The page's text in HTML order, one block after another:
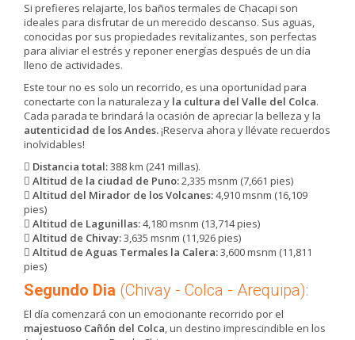
Si prefieres relajarte, los baños termales de Chacapi son
ideales para disfrutar de un merecido descanso. Sus aguas,
conocidas por sus propiedades revitalizantes, son perfectas
para aliviar el estrés y reponer energías después de un día
lleno de actividades.
Este tour no es solo un recorrido, es una oportunidad para
conectarte con la naturaleza y la cultura del Valle del Colca.
Cada parada te brindará la ocasión de apreciar la belleza y la
autenticidad de los Andes.¡Reserva ahora y llévate recuerdos
inolvidables!
Distancia total:388 km (241 millas).
Altitud de la ciudad de Puno:2,335 msnm (7,661 pies)
Altitud del Mirador de los Volcanes:4,910 msnm (16,109
pies)
Altitud de Lagunillas:4,180 msnm (13,714 pies)
Altitud de Chivay:3,635 msnm (11,926 pies)
Altitud de Aguas Termales la Calera:3,600 msnm (11,811
pies)
Segundo Dia (Chivay - Colca - Arequipa):
El día comenzará con un emocionante recorrido por el
majestuoso Cañón del Colca, un destino imprescindible en los